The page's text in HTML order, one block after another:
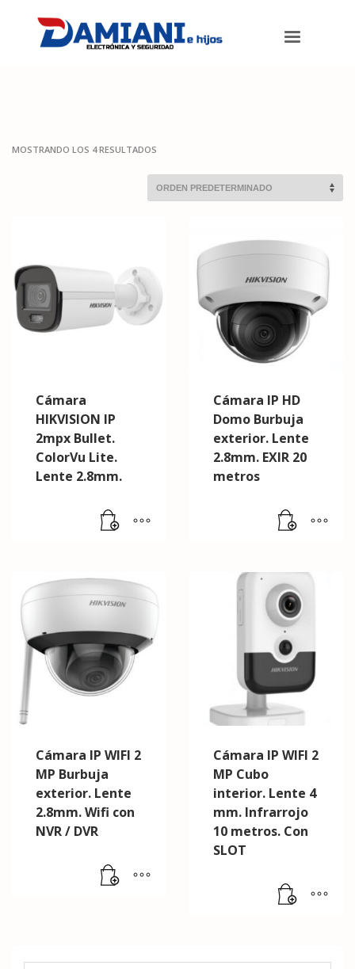
MOSTRANDO LOS 4 RESULTADOS
Cámara
HIKVISION IP
2mpx Bullet.
ColorVu Lite.
Lente 2.8mm.
Cámara IP HD
Domo Burbuja
exterior. Lente
2.8mm. EXIR 20
metros
Cámara IP WIFI 2
MP Burbuja
exterior. Lente
2.8mm. Wifi con
NVR / DVR
Cámara IP WIFI 2
MP Cubo
interior. Lente 4
mm. Infrarrojo
10 metros. Con
SLOT